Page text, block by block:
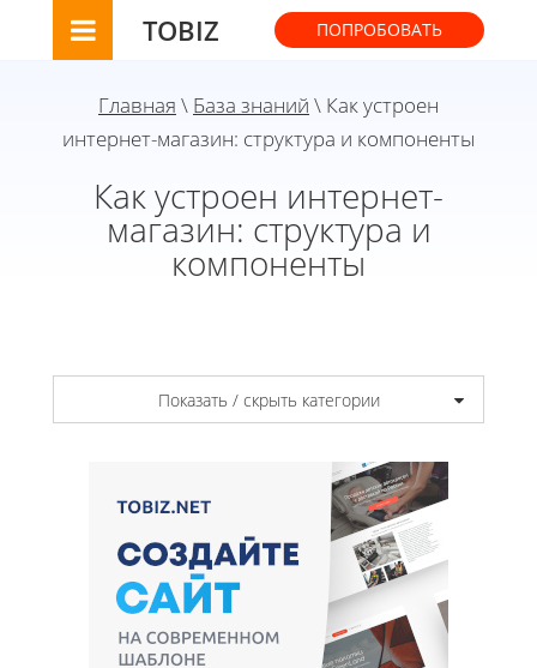
TOBIZ ПОПРОБОВАТЬ
Главная \ База знаний \ Как устроен
интернет-магазин: структура и компоненты
Как устроен интернет-
магазин: структура и
компоненты
Показать / скрыть категории